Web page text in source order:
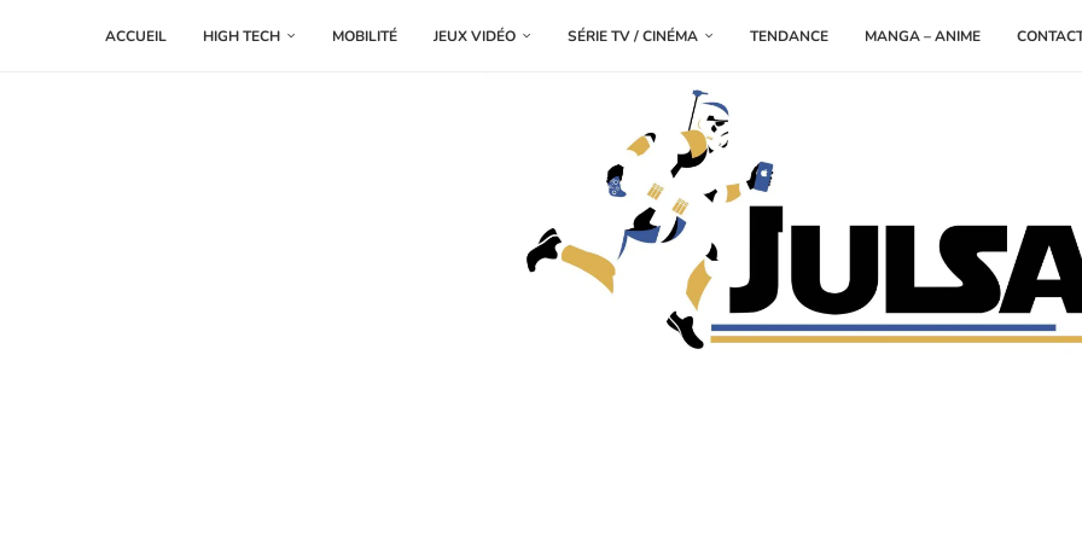
ACCUEIL HIGH TECH MOBILITÉ JEUX VIDÉO SÉRIE TV / CINÉMA TENDANCE MANGA – ANIME